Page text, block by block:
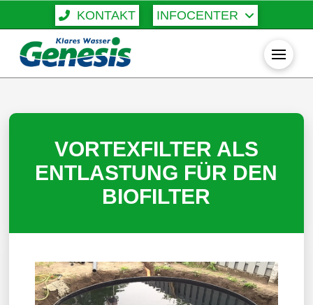
KONTAKT INFOCENTER
VORTEXFILTER ALS
ENTLASTUNG FÜR DEN
BIOFILTER